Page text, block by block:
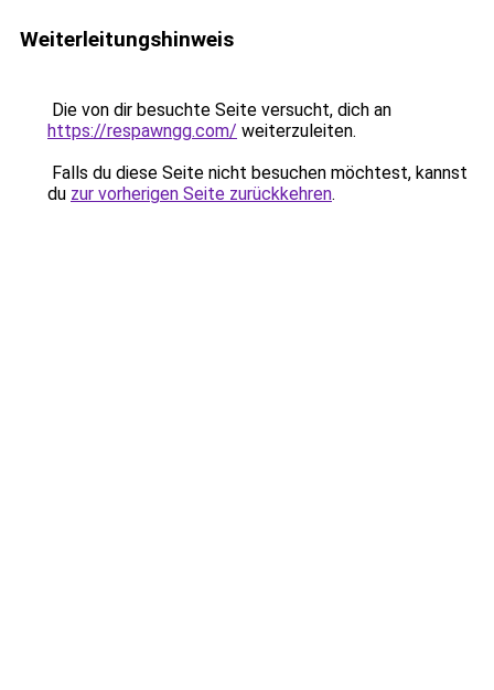
Weiterleitungshinweis
Die von dir besuchte Seite versucht, dich an
https://respawngg.com/ weiterzuleiten.
Falls du diese Seite nicht besuchen möchtest, kannst
du zur vorherigen Seite zurückkehren.